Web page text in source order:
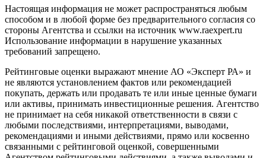
Настоящая информация не может распространяться любым
способом и в любой форме без предварительного согласия со
стороны Агентства и ссылки на источник www.raexpert.ru
Использование информации в нарушение указанных
требований запрещено.
Рейтинговые оценки выражают мнение АО «Эксперт РА» и
не являются установлением фактов или рекомендацией
покупать, держать или продавать те или иные ценные бумаги
или активы, принимать инвестиционные решения. Агентство
не принимает на себя никакой ответственности в связи с
любыми последствиями, интерпретациями, выводами,
рекомендациями и иными действиями, прямо или косвенно
связанными с рейтинговой оценкой, совершенными